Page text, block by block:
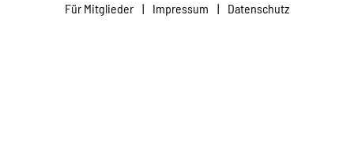
Für Mitglieder | Impressum | Datenschutz